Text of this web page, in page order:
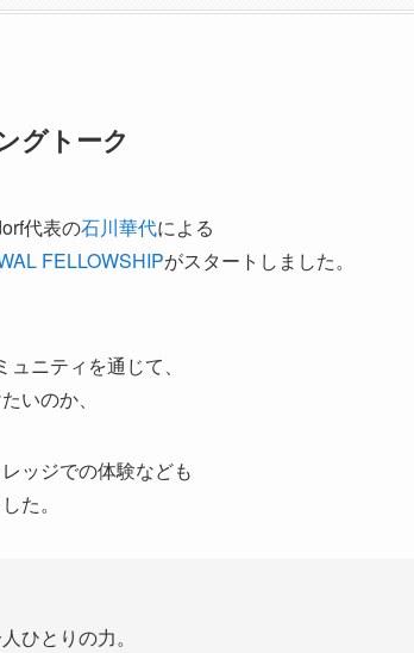
グトーク
代表の石川華代による
FELLOWSHIPがスタートしました。
ニティを通じて、
いのか、
ッジでの体験なども
た。
ひとりの力。